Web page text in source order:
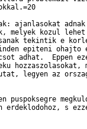
ajanlasokat adnak
melyek kozul lehet
tekintik e
epiteni ohajto
adhat.  Eppen
hozzaszolasokat,
legyen az
s